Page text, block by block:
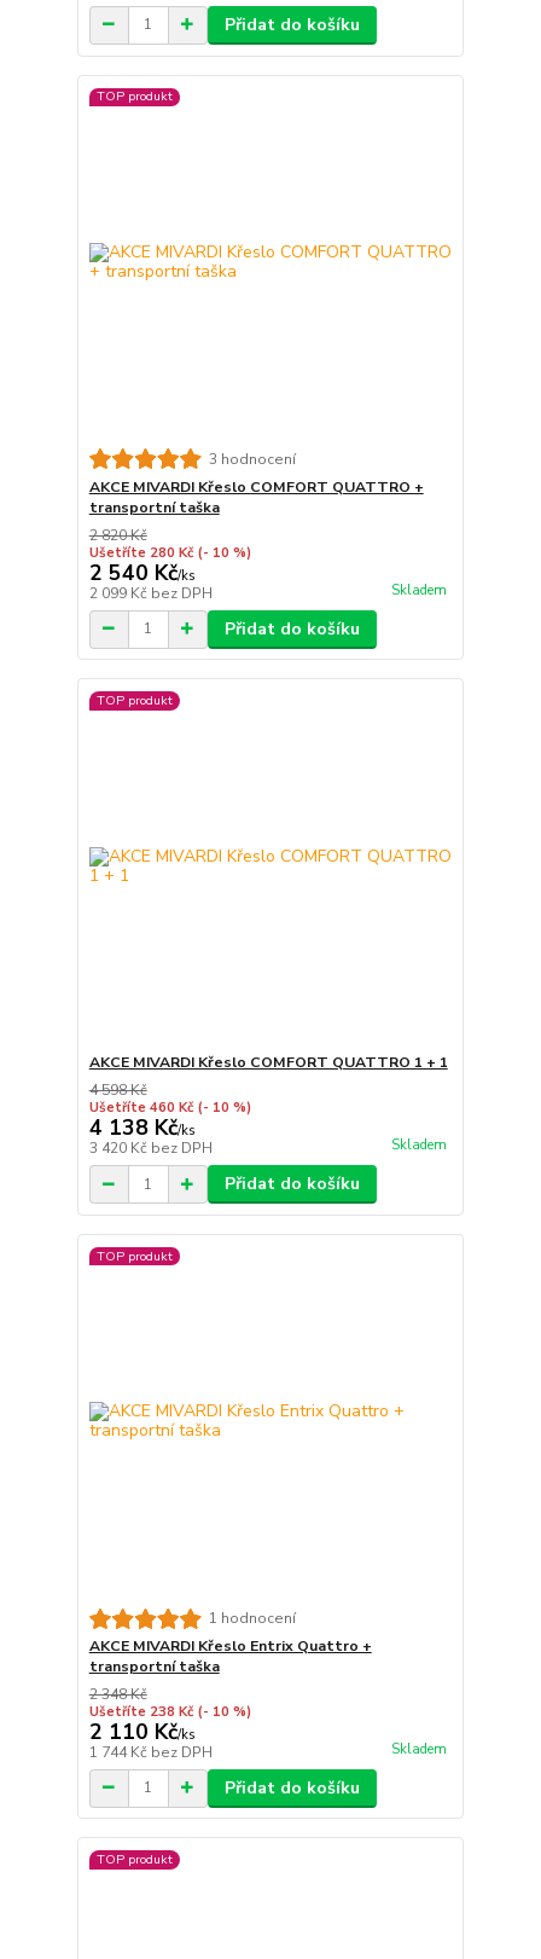
Přidat do košíku
TOP produkt
3 hodnocení
AKCE MIVARDI Křeslo COMFORT QUATTRO +
transportní taška
2 820 Kč
Ušetříte 280 Kč (- 10 %)
2 540 Kč/ks
2 099 Kč bez DPH Skladem
Přidat do košíku
TOP produkt
AKCE MIVARDI Křeslo COMFORT QUATTRO 1 + 1
4 598 Kč
Ušetříte 460 Kč (- 10 %)
4 138 Kč/ks
3 420 Kč bez DPH Skladem
Přidat do košíku
TOP produkt
1 hodnocení
AKCE MIVARDI Křeslo Entrix Quattro +
transportní taška
2 348 Kč
Ušetříte 238 Kč (- 10 %)
2 110 Kč/ks
1 744 Kč bez DPH Skladem
Přidat do košíku
TOP produkt